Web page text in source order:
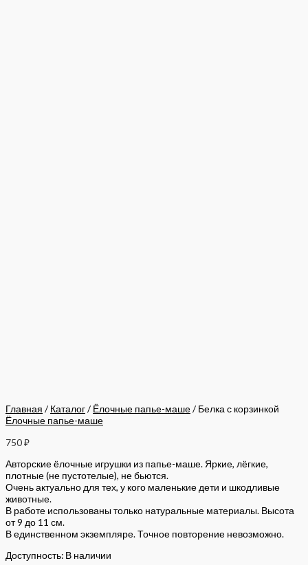
Главная / Каталог/ Ёлочные папье-маше/ Белка с корзинкой
Ёлочные папье-маше
750₽
Авторские ёлочные игрушки из папье-маше. Яркие, лёгкие,
плотные (не пустотелые), не бьются.
Очень актуально для тех, у кого маленькие дети и шкодливые
животные.
В работе использованы только натуральные материалы. Высота
от 9 до 11 см.
В единственном экземпляре. Точное повторение невозможно.
Доступность: В наличии